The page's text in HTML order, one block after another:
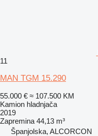
11
MAN TGM 15.290
55.000 € ≈ 107.500 KM
Kamion hladnjača
2019
Zapremina 44,13 m³
Španjolska, ALCORCON